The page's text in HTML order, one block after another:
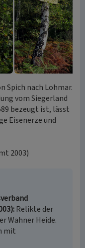
Spich nach Lohmar.
vom Siegerland
bezeugt ist, lässt
Eisenerze und
2003)
Relikte der
Wahner Heide.
mit